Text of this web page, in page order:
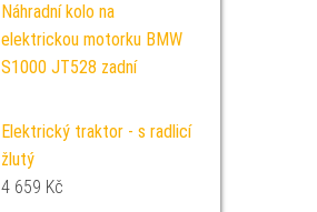
Náhradní kolo na
elektrickou motorku BMW
S1000 JT528 zadní
Elektrický traktor - s radlicí
žlutý
4 659 Kč